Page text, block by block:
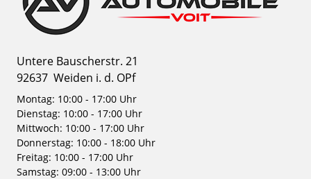
Untere Bauscherstr. 21
92637 Weiden i. d. OPf
Montag: 10:00 - 17:00 Uhr
Dienstag: 10:00 - 17:00 Uhr
Mittwoch: 10:00 - 17:00 Uhr
Donnerstag: 10:00 - 18:00 Uhr
Freitag: 10:00 - 17:00 Uhr
Samstag: 09:00 - 13:00 Uhr